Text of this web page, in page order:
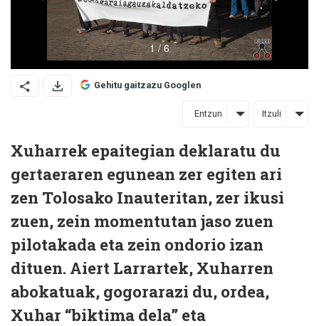
Gehitu gaitzazu Googlen
Entzun Itzuli
Xuharrek epaitegian deklaratu du
gertaeraren egunean zer egiten ari
zen Tolosako Inauteritan, zer ikusi
zuen, zein momentutan jaso zuen
pilotakada eta zein ondorio izan
dituen. Aiert Larrartek, Xuharren
abokatuak, gogorarazi du, ordea,
Xuhar “biktima dela” eta